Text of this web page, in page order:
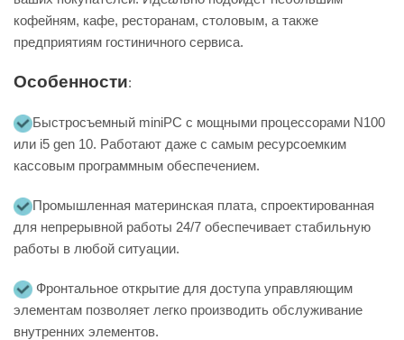
кофейням, кафе, ресторанам, столовым, а также
предприятиям гостиничного сервиса.
Особенности:
Быстросъемный miniPC с мощными процессорами N100
или i5 gen 10. Работают даже с самым ресурсоемким
кассовым программным обеспечением.
Промышленная материнская плата, спроектированная
для непрерывной работы 24/7 обеспечивает стабильную
работы в любой ситуации.
Фронтальное открытие для доступа управляющим
элементам позволяет легко производить обслуживание
внутренних элементов.